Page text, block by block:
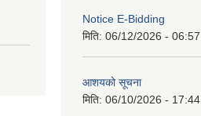
Notice E-Bidding
मिति: 06/12/2026 - 06:57
आशयको सूचना
मिति: 06/10/2026 - 17:44